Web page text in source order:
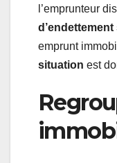
l’emprunteur
emprunt
situation est